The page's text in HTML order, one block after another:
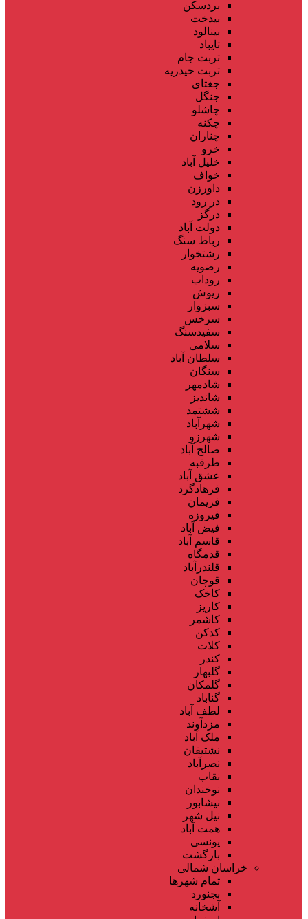
بردسکن
بیدخت
بینالود
تایباد
تربت جام
تربت حیدریه
جغتای
جنگل
چاشلو
چکنه
چناران
خرو
خلیل آباد
خواف
داورزن
در رود
درگز
دولت آباد
رباط سنگ
رشتخوار
رضویه
روداب
ریوش
سبزوار
سرخس
سفیدسنگ
سلامی
سلطان آباد
سنگان
شادمهر
شاندیز
ششتمد
شهرآباد
شهرزو
صالح آباد
طرقبه
عشق آباد
فرهادگرد
فریمان
فیروزه
فیض آباد
قاسم آباد
قدمگاه
قلندرآباد
قوچان
کاخک
کاریز
کاشمر
کدکن
کلات
کندر
گلبهار
گلمکان
گناباد
لطف آباد
مزدآوند
ملک آباد
نشتیفان
نصرآباد
نقاب
نوخندان
نیشابور
نیل شهر
همت آباد
یونسی
بازگشت
خراسان شمالی
تمام شهر‌ها
بجنورد
آشخانه